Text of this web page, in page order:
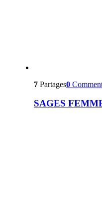
7 Partages0
SAGES